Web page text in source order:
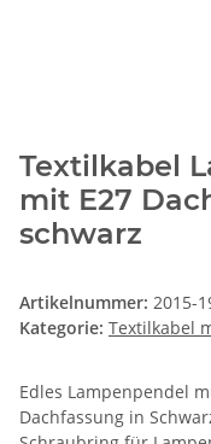
Textilkabel
mit E27
schwarz
Artikelnummer: 2015-
Kategorie: Textilkabel
Edles Lampenpendel
Dachfassung in